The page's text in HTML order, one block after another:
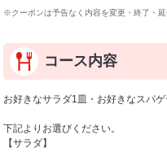
※クーポンは予告なく内容を変更・終了・延
コース内容
お好きなサラダ1皿・お好きなスパ
下記よりお選びください。
【サラダ】